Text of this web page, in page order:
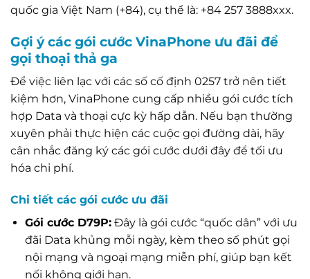
quốc gia Việt Nam (+84), cụ thể là: +84 257 3888xxx.
Gợi ý các gói cước VinaPhone ưu đãi để
gọi thoại thả ga
Để việc liên lạc với các số cố định 0257 trở nên tiết
kiệm hơn, VinaPhone cung cấp nhiều gói cước tích
hợp Data và thoại cực kỳ hấp dẫn. Nếu bạn thường
xuyên phải thực hiện các cuộc gọi đường dài, hãy
cân nhắc đăng ký các gói cước dưới đây để tối ưu
hóa chi phí.
Chi tiết các gói cước ưu đãi
Gói cước D79P:Đây là gói cước “quốc dân” với ưu
đãi Data khủng mỗi ngày, kèm theo số phút gọi
nội mạng và ngoại mạng miễn phí, giúp bạn kết
nối không giới hạn.